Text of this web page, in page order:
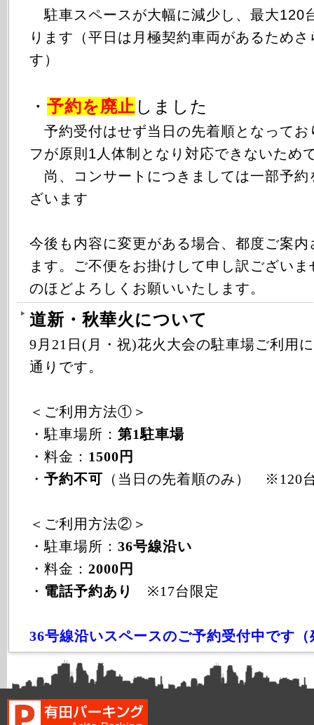
駐車スペースが大幅に減少し、最大120
ります（平日は月極契約車両があるため
す）
・ 予約を廃止 しました
予約受付はせず当日の先着順となってお
フが原則1人体制となり対応できないため
尚、コンサートにつきましては一部予約
ざいます
今後も内容に変更がある場合、都度ご案
ます。ご不便をお掛けして申し訳ござい
のほどよろしくお願いいたします。
道新・秋華火について
9月21日(月・祝)花火大会の駐車場ご利用
通りです。
＜ご利用方法①＞
・駐車場所： 第1駐車場
・料金： 1500円
・ 予約不可 （当日の先着順のみ） ※120
＜ご利用方法②＞
・駐車場所： 36号線沿い
・料金： 2000円
・ 電話予約あり ※17台限定
36号線沿いスペースのご予約受付中です